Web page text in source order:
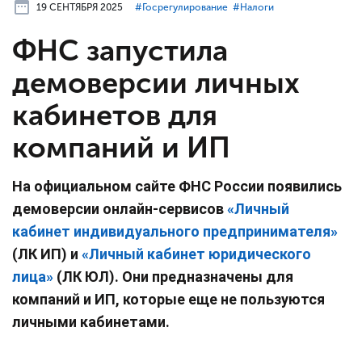
19 СЕНТЯБРЯ 2025 #⁣Госрегулирование #⁣Налоги
ФНС запустила
демоверсии личных
кабинетов для
компаний и ИП
На официальном сайте ФНС России появились
демоверсии онлайн-сервисов«Личный
кабинет индивидуального предпринимателя»
(ЛК ИП) и «Личный кабинет юридического
лица» (ЛК ЮЛ). Они предназначены для
компаний и ИП, которые еще не пользуются
личными кабинетами.